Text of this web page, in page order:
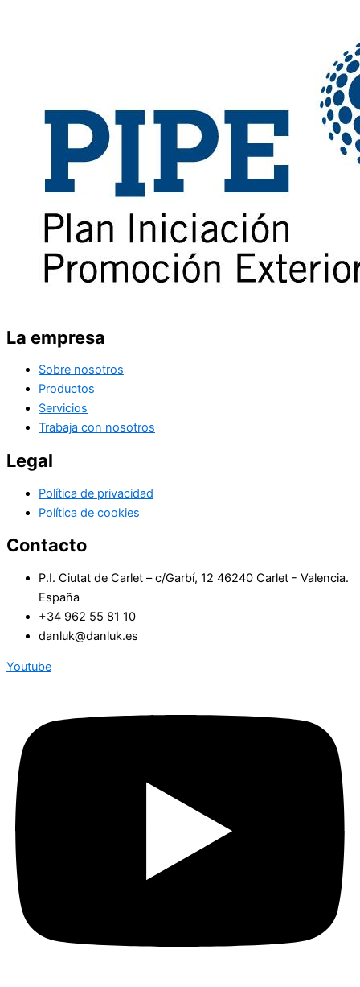
La empresa
Sobre nosotros
Productos
Servicios
Trabaja con nosotros
Legal
Política de privacidad
Política de cookies
Contacto
P.I. Ciutat de Carlet – c/Garbí, 12 46240 Carlet - Valencia.
España
+34 962 55 81 10
danluk@danluk.es
Youtube